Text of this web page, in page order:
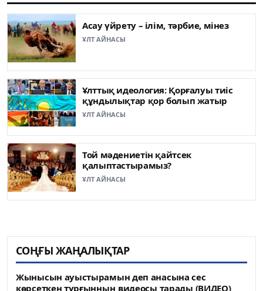
Асау үйрету – ілім, тәрбие, мінез
ҰЛТ АЙНАСЫ
Ұлттық идеология: Қорғалуы тиіс
құндылықтар қор болып жатыр
ҰЛТ АЙНАСЫ
Той мәдениетін қайтсек
қалыптастырамыз?
ҰЛТ АЙНАСЫ
СОҢҒЫ ЖАҢАЛЫҚТАР
Жынысын ауыстырамын деп анасына сес
көрсеткен тұрғынның видеосы тарады (ВИДЕО)